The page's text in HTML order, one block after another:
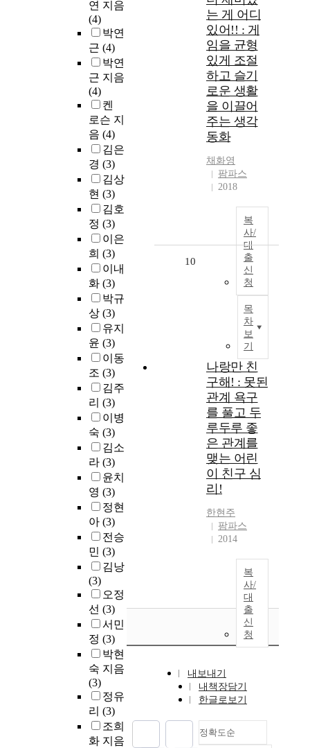
연 지음
(4)
박연
근 (4)
박연
근 지음
(4)
켄
로슨 지
음 (4)
김은
경 (3)
김상
현 (3)
김호
정 (3)
이은
희 (3)
이내
화 (3)
박규
상 (3)
유지
윤 (3)
이동
조 (3)
김주
리 (3)
이병
숙 (3)
김소
라 (3)
윤치
영 (3)
정현
아 (3)
전승
민 (3)
김낭
(3)
오정
선 (3)
서민
정 (3)
박현
숙 지음
(3)
정유
리 (3)
조희
화 지음
는 게 어디
있어!! : 게
임을 균형
있게 조절
하고 슬기
로운 생활
을 이끌어
주는 생각
동화
채화영
팜파스
2018
복
사/
대
출
신
청
목
차
보
기
10
나랑만 친
구해! : 못된
관계 욕구
를 풀고 두
루두루 좋
은 관계를
맺는 어린
이 친구 심
리!
한현주
팜파스
2014
복
사/
대
출
신
청
내보내기
내책장담기
한글로보기
정확도순